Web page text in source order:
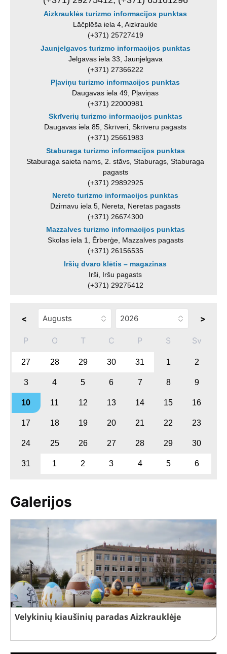
Aizkrauklės turizmo informacijos punktas
Lāčplēša iela 4, Aizkraukle
(+371) 25727419
Jaunjelgavos turizmo informacijos punktas
Jelgavas iela 33, Jaunjelgava
(+371) 27366222
Pļaviņu turizmo informacijos punktas
Daugavas iela 49, Pļaviņas
(+371) 22000981
Skrīverių turizmo informacijos punktas
Daugavas iela 85, Skrīveri, Skrīveru pagasts
(+371) 25661983
Staburaga turizmo informacijos punktas
Staburaga saieta nams, 2. stāvs, Staburags, Staburaga
pagasts
(+371) 29892925
Nereto turizmo informacijos punktas
Dzirnavu iela 5, Nereta, Neretas pagasts
(+371) 26674300
Mazzalves turizmo informacijos punktas
Skolas iela 1, Ērberģe, Mazzalves pagasts
(+371) 26156535
Iršių dvaro klėtis – magazinas
Irši, Iršu pagasts
(+371) 29275412
< >
P O T C P S Sv
27 28 29 30 31 1 2
3 4 5 6 7 8 9
10 11 12 13 14 15 16
17 18 19 20 21 22 23
24 25 26 27 28 29 30
31 1 2 3 4 5 6
Galerijos
Velykinių kiaušinių paradas Aizkrauklėje